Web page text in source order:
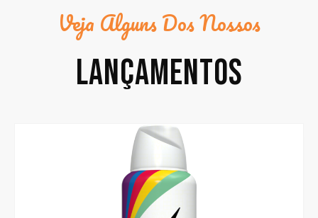
Veja Alguns Dos Nossos
LANÇAMENTOS